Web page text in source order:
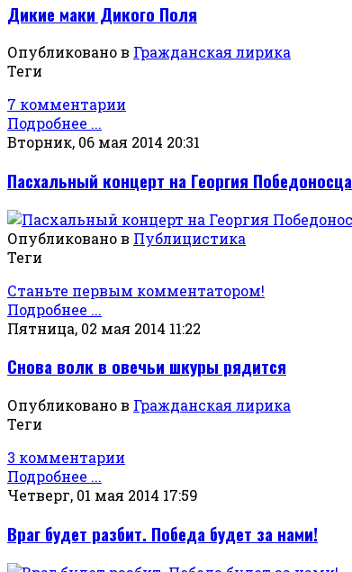
Дикие маки Дикого Поля
Опубликовано в Гражданская лирика
Теги
7 комментарии
Подробнее ...
Вторник, 06 мая 2014 20:31
Пасхальный концерт на Георгия Победоносца
Опубликовано в Публицистика
Теги
Станьте первым комментатором!
Подробнее ...
Пятница, 02 мая 2014 11:22
Снова волк в овечьи шкуры рядится
Опубликовано в Гражданская лирика
Теги
3 комментарии
Подробнее ...
Четверг, 01 мая 2014 17:59
Враг будет разбит. Победа будет за нами!